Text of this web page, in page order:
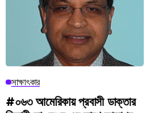
সাক্ষাৎকার
#০৬৩ আমেরিকায় প্রবাসী ডাক্তার